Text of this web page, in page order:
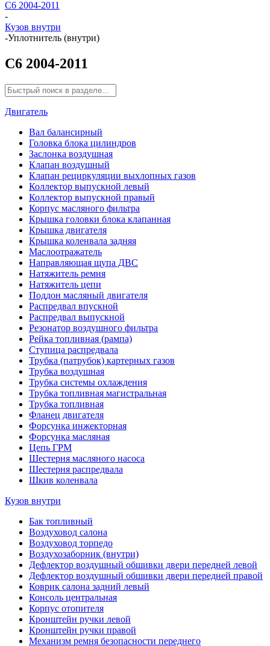
C6 2004-2011
-
Кузов внутри
-Уплотнитель (внутри)
C6 2004-2011
Двигатель
Вал балансирный
Головка блока цилиндров
Заслонка воздушная
Клапан воздушный
Клапан рециркуляции выхлопных газов
Коллектор выпускной левый
Коллектор выпускной правый
Корпус масляного фильтра
Крышка головки блока клапанная
Крышка двигателя
Крышка коленвала задняя
Маслоотражатель
Направляющая щупа ДВС
Натяжитель ремня
Натяжитель цепи
Поддон масляный двигателя
Распредвал впускной
Распредвал выпускной
Резонатор воздушного фильтра
Рейка топливная (рампа)
Ступица распредвала
Трубка (патрубок) картерных газов
Трубка воздушная
Трубка системы охлаждения
Трубка топливная магистральная
Трубка топливная
Фланец двигателя
Форсунка инжекторная
Форсунка масляная
Цепь ГРМ
Шестерня масляного насоса
Шестерня распредвала
Шкив коленвала
Кузов внутри
Бак топливный
Воздуховод салона
Воздуховод торпедо
Воздухозаборник (внутри)
Дефлектор воздушный обшивки двери передней левой
Дефлектор воздушный обшивки двери передней правой
Коврик салона задний левый
Консоль центральная
Корпус отопителя
Кронштейн ручки левой
Кронштейн ручки правой
Механизм ремня безопасности переднего